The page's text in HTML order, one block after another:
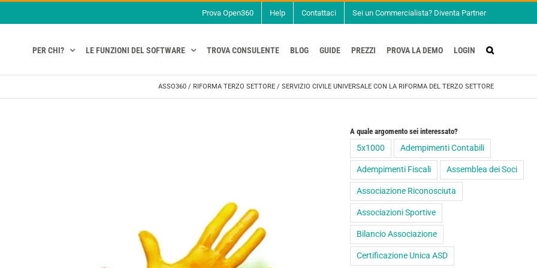
Prova Open360 Help Contattaci Sei un Commercialista? Diventa Partner
PER CHI? LE FUNZIONI DEL SOFTWARE TROVA CONSULENTE BLOG GUIDE PREZZI PROVA LA DEMO LOGIN
ASSO360 / RIFORMA TERZO SETTORE / SERVIZIO CIVILE UNIVERSALE CON LA RIFORMA DEL TERZO SETTORE
A quale argomento sei interessato?
5x1000 Adempimenti Contabili
Adempimenti Fiscali Assemblea dei Soci
Associazione Riconosciuta
Associazioni Sportive
Bilancio Associazione
Certificazione Unica ASD